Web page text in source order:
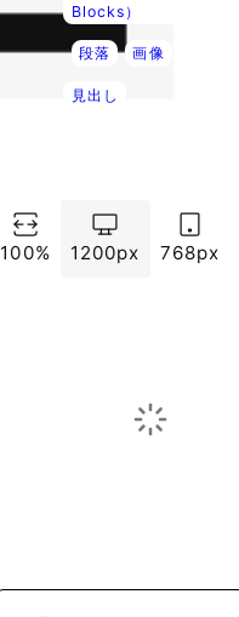
Blocks）
段落 画像
見出し
100% 1200px 768px